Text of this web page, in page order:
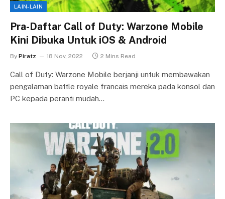
LAIN-LAIN
Pra-Daftar Call of Duty: Warzone Mobile
Kini Dibuka Untuk iOS & Android
By Piratz 18 Nov, 2022 2 Mins Read
Call of Duty: Warzone Mobile berjanji untuk membawakan
pengalaman battle royale francais mereka pada konsol dan
PC kepada peranti mudah…